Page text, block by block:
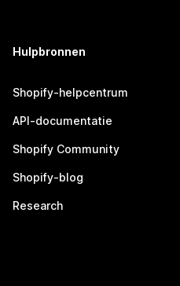
Hulpbronnen
Shopify-helpcentrum
API-documentatie
Shopify Community
Shopify-blog
Research